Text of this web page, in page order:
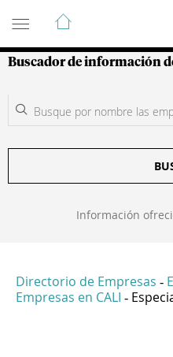
Guía de Empresas
Buscador de información
Información
Directorio de Empresas -
Empresas en CALI -